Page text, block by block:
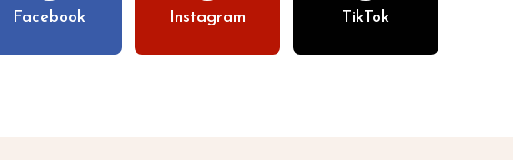
Facebook Instagram TikTok